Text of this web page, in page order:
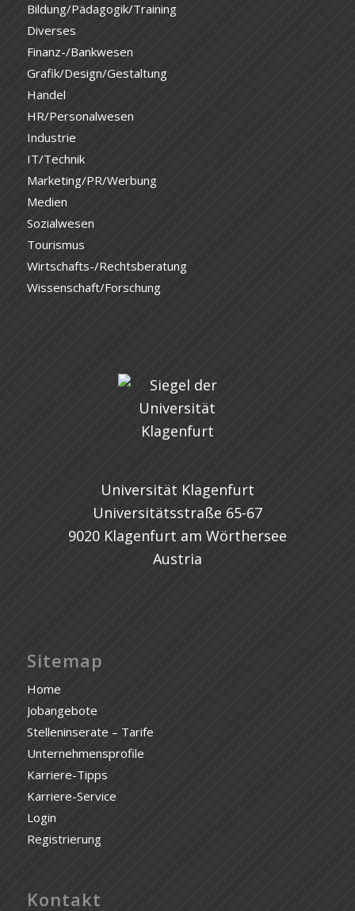
Bildung/Pädagogik/Training
Diverses
Finanz-/Bankwesen
Grafik/Design/Gestaltung
Handel
HR/Personalwesen
Industrie
IT/Technik
Marketing/PR/Werbung
Medien
Sozialwesen
Tourismus
Wirtschafts-/Rechtsberatung
Wissenschaft/Forschung
Universität Klagenfurt
Universitätsstraße 65-67
9020 Klagenfurt am Wörthersee
Austria
Sitemap
Home
Jobangebote
Stelleninserate – Tarife
Unternehmensprofile
Karriere-Tipps
Karriere-Service
Login
Registrierung
Kontakt